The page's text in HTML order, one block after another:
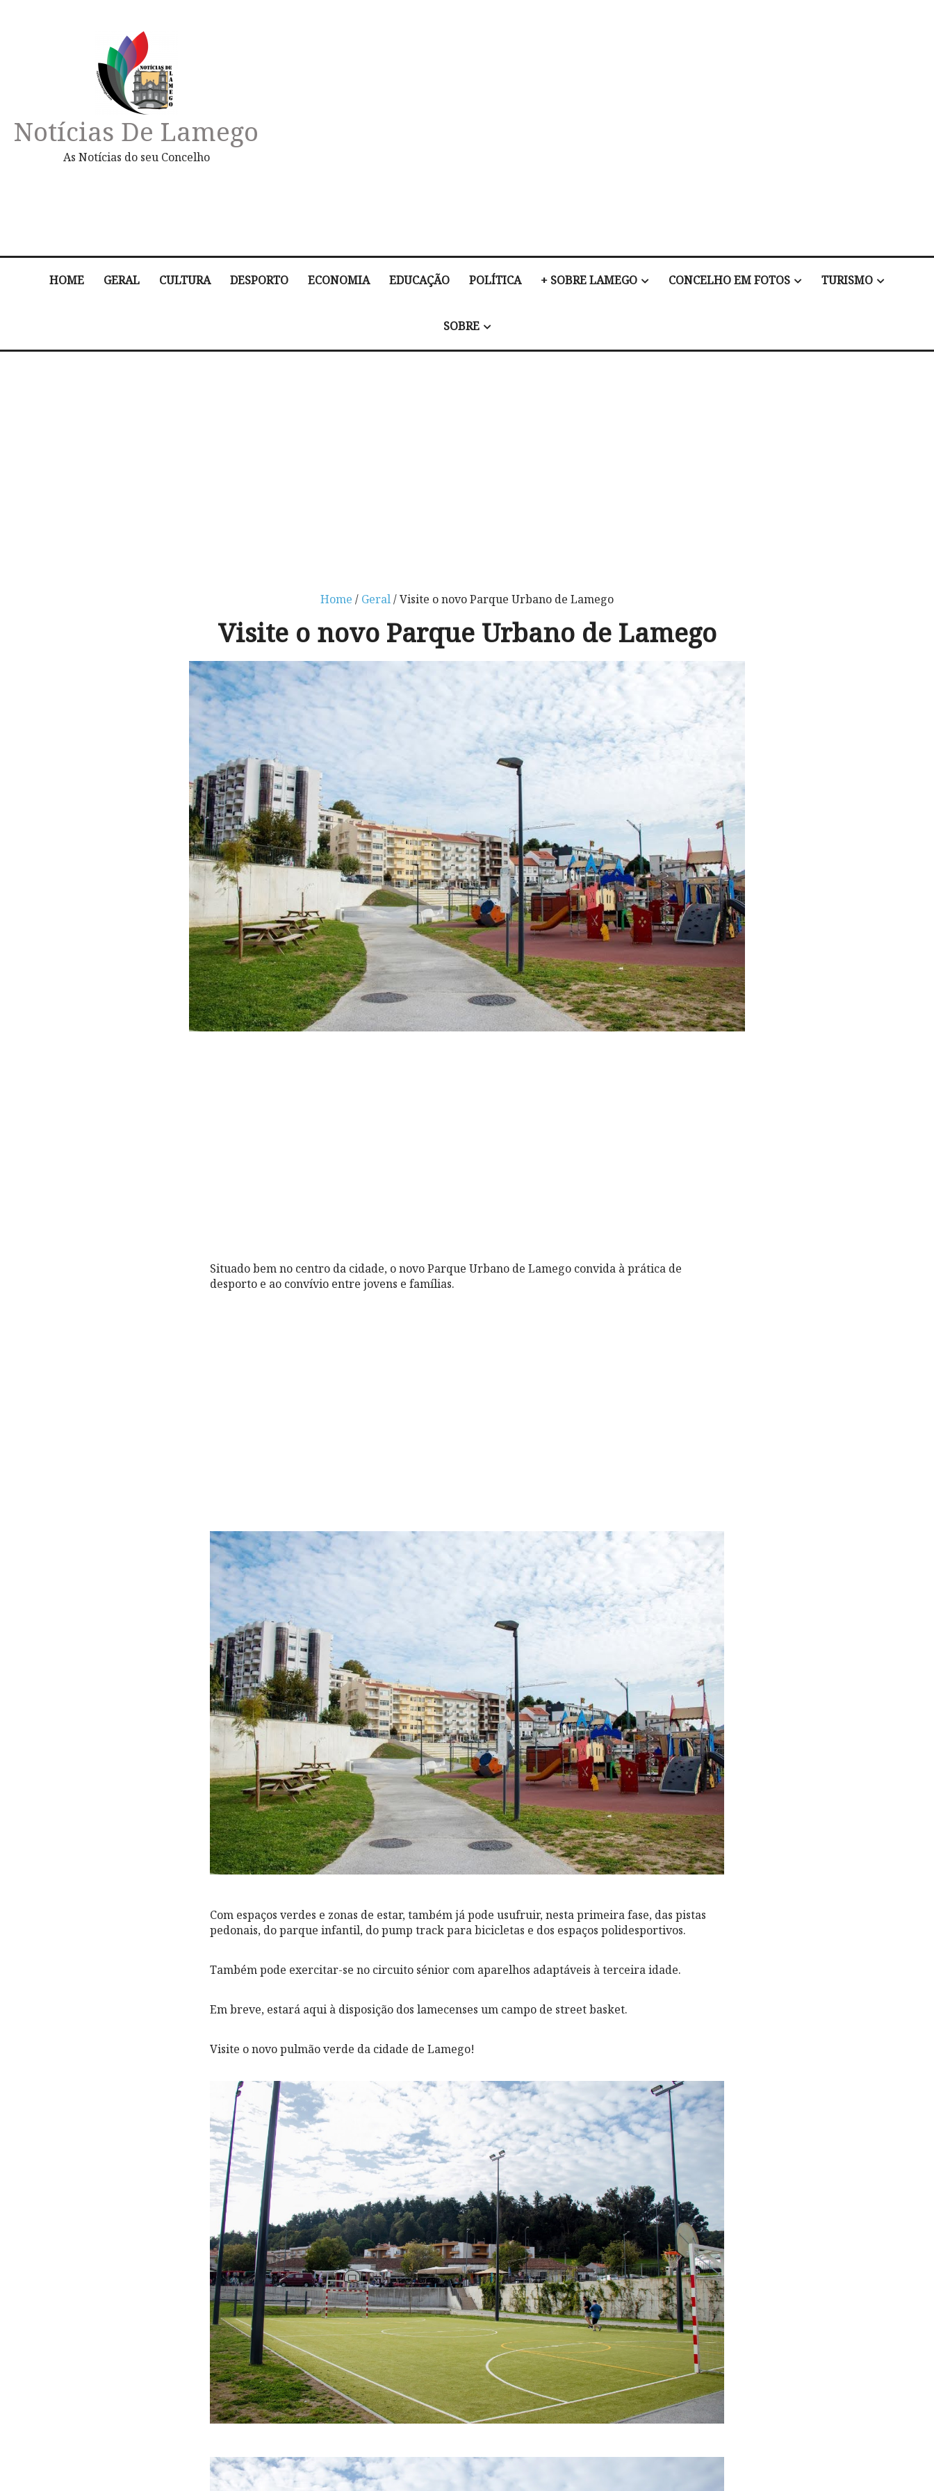
Notícias De Lamego
As Notícias do seu Concelho
HOME GERAL CULTURA DESPORTO ECONOMIA EDUCAÇÃO POLÍTICA + SOBRE LAMEGO CONCELHO EM FOTOS TURISMO
SOBRE
Home / Geral/ Visite o novo Parque Urbano de Lamego
Visite o novo Parque Urbano de Lamego
Situado bem no centro da cidade, o novo Parque Urbano de Lamego convida à prática de
desporto e ao convívio entre jovens e famílias.
Com espaços verdes e zonas de estar, também já pode usufruir, nesta primeira fase, das pistas
pedonais, do parque infantil, do pump track para bicicletas e dos espaços polidesportivos.
Também pode exercitar-se no circuito sénior com aparelhos adaptáveis à terceira idade.
Em breve, estará aqui à disposição dos lamecenses um campo de street basket.
Visite o novo pulmão verde da cidade de Lamego!